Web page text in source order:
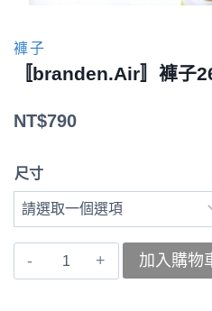
褲子
〚branden.Air〛褲子
NT$790
尺寸
〚branden.Air〛加入購物